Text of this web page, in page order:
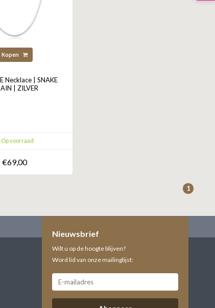
Kopen
Necklace | SNAKE
| ZILVER
Op voorraad
€69,00
1
Nieuwsbrief
Wilt u op de hoogte blijven?
Word lid van onze mailinglijst: